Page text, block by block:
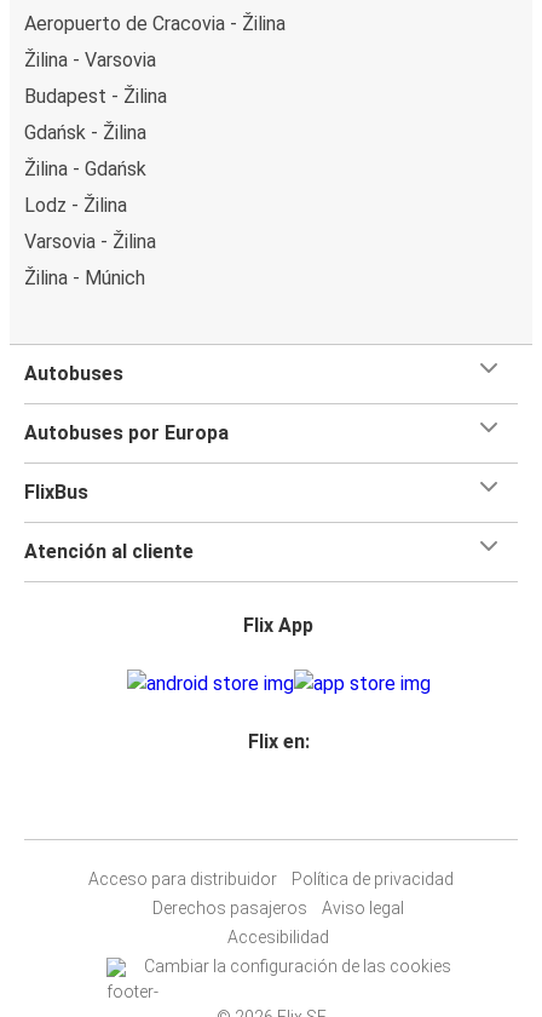
Aeropuerto de Cracovia - Žilina
Žilina - Varsovia
Budapest - Žilina
Gdańsk - Žilina
Žilina - Gdańsk
Lodz - Žilina
Varsovia - Žilina
Žilina - Múnich
Autobuses
Autobuses por Europa
FlixBus
Atención al cliente
Flix App
Flix en:
Acceso para distribuidor
Política de privacidad
Derechos pasajeros
Aviso legal
Accesibilidad
Cambiar la configuración de las cookies